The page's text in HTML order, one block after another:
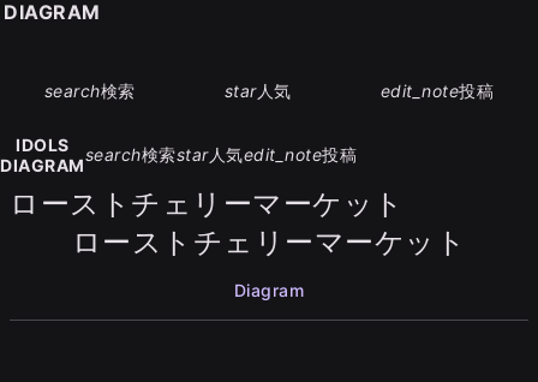
search検索 star人気 edit_note投稿
IDOLS
DIAGRAM
search検索star人気edit_note投稿
ローストチェリーマーケット
ローストチェリーマーケット
Diagram